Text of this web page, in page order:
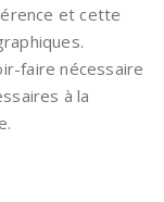
et cette
faire nécessaire
à la